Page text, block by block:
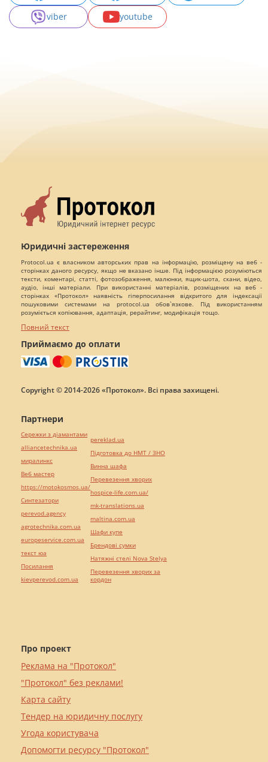
viber
youtube
Юридичні застереження
Protocol.ua є власником авторських прав на інформацію, розміщену на веб -
сторінках даного ресурсу, якщо не вказано інше. Під інформацією розуміються
тексти, коментарі, статті, фотозображення, малюнки, ящик-шота, скани, відео,
аудіо, інші матеріали. При використанні матеріалів, розміщених на веб -
сторінках «Протокол» наявність гіперпосилання відкритого для індексації
пошуковими системами на protocol.ua обов`язкове. Під використанням
розуміється копіювання, адаптація, рерайтинг, модифікація тощо.
Повний текст
Приймаємо до оплати
Copyright © 2014-2026 «Протокол». Всі права захищені.
Про проект
Реклама на "Протокол"
"Протокол" без реклами!
Карта сайту
Тендер на юридичну послугу
Угода користувача
Допомогти ресурсу "Протокол"
Партнери
Сережки з діамантами
alliancetechnika.ua
миралинкс
Веб мастер
https://motokosmos.ua/
Синтезатори
perevod.agency
agrotechnika.com.ua
europeservice.com.ua
текст юа
Посилання
kievperevod.com.ua
pereklad.ua
Підготовка до НМТ / ЗНО
Винна шафа
Перевезення хворих
hospice-life.com.ua/
mk-translations.ua
maltina.com.ua
Шафи купе
Брендові сумки
Натяжні стелі Nova Stelya
Перевезення хворих за
кордон